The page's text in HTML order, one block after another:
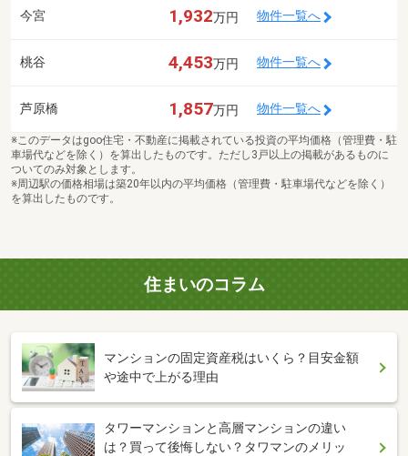
今宮 1,932万円 物件一覧へ
桃谷 4,453万円 物件一覧へ
芦原橋 1,857万円 物件一覧へ
※このデータはgoo住宅・不動産に掲載されている投資の平均価格（管理費・駐
車場代などを除く）を算出したものです。ただし3戸以上の掲載があるものに
ついてのみ対象とします。
※周辺駅の価格相場は築20年以内の平均価格（管理費・駐車場代などを除く）
を算出したものです。
住まいのコラム
マンションの固定資産税はいくら？目安金額
や途中で上がる理由
タワーマンションと高層マンションの違い
は？買って後悔しない？タワマンのメリッ